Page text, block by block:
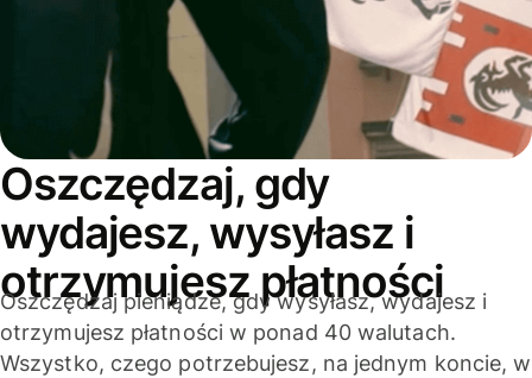
Oszczędzaj, gdy
wydajesz, wysyłasz i
otrzymujesz płatności
Oszczędzaj pieniądze, gdy wysyłasz, wydajesz i
otrzymujesz płatności w ponad 40 walutach.
Wszystko, czego potrzebujesz, na jednym koncie, w